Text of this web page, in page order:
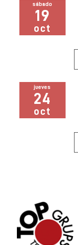
sábado
19
oct
jueves
24
oct